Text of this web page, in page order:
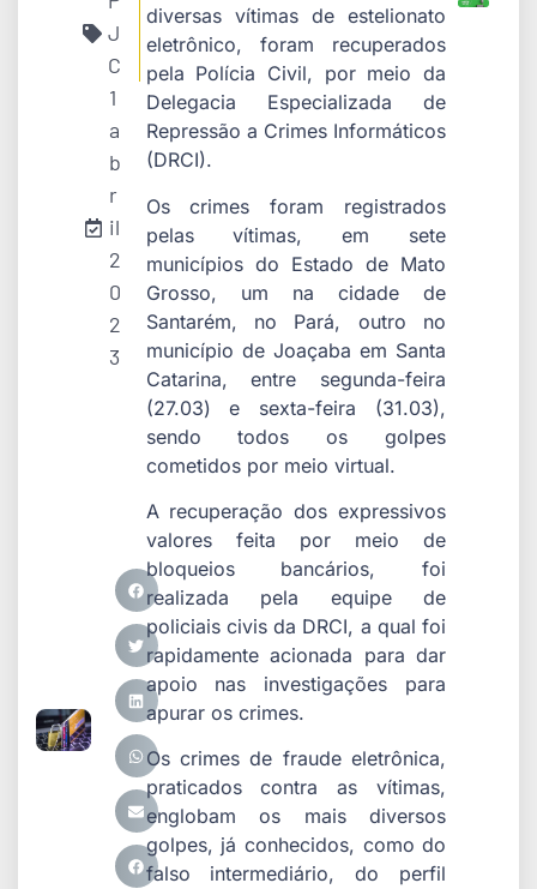
J
C
1
a
b
r
il
2
0
2
3
diversas vítimas de estelionato
eletrônico, foram recuperados
pela Polícia Civil, por meio da
Delegacia Especializada de
Repressão a Crimes Informáticos
(DRCI).
Os crimes foram registrados
pelas vítimas, em sete
municípios do Estado de Mato
Grosso, um na cidade de
Santarém, no Pará, outro no
município de Joaçaba em Santa
Catarina, entre segunda-feira
(27.03) e sexta-feira (31.03),
sendo todos os golpes
cometidos por meio virtual.
A recuperação dos expressivos
valores feita por meio de
bloqueios bancários, foi
realizada pela equipe de
policiais civis da DRCI, a qual foi
rapidamente acionada para dar
apoio nas investigações para
apurar os crimes.
Os crimes de fraude eletrônica,
praticados contra as vítimas,
englobam os mais diversos
golpes, já conhecidos, como do
falso intermediário, do perfil